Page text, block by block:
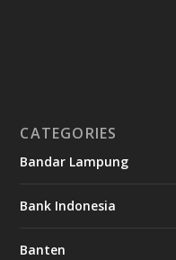
CATEGORIES
Bandar Lampung
Bank Indonesia
Banten